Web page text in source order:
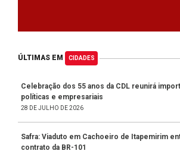
ÚLTIMAS EM CIDADES
Celebração dos 55 anos da CDL reunirá
políticas e empresariais
28 DE JULHO DE 2026
Safra: Viaduto em Cachoeiro de Itapemirim
contrato da BR-101